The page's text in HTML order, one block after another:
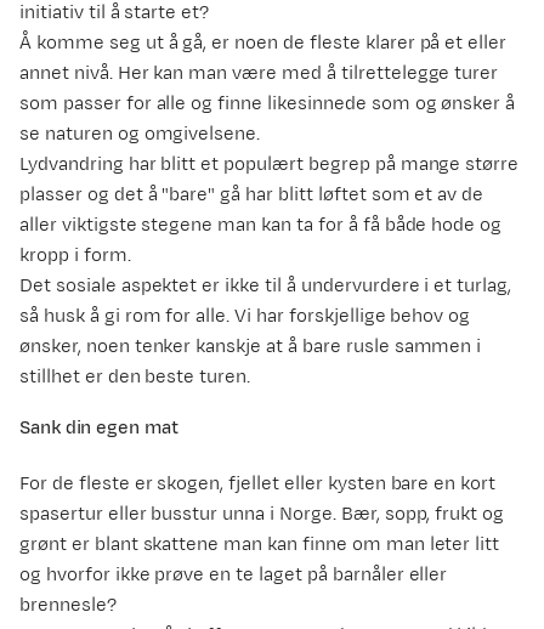
initiativ til å starte et?
Å komme seg ut å gå, er noen de fleste klarer på et eller
annet nivå. Her kan man være med å tilrettelegge turer
som passer for alle og finne likesinnede som og ønsker å
se naturen og omgivelsene.
Lydvandring har blitt et populært begrep på mange større
plasser og det å "bare" gå har blitt løftet som et av de
aller viktigste stegene man kan ta for å få både hode og
kropp i form.
Det sosiale aspektet er ikke til å undervurdere i et turlag,
så husk å gi rom for alle. Vi har forskjellige behov og
ønsker, noen tenker kanskje at å bare rusle sammen i
stillhet er den beste turen.
Sank din egen mat
For de fleste er skogen, fjellet eller kysten bare en kort
spasertur eller busstur unna i Norge. Bær, sopp, frukt og
grønt er blant skattene man kan finne om man leter litt
og hvorfor ikke prøve en te laget på barnåler eller
brennesle?